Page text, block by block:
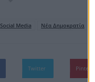
Social Media Νέα Δημοκρατία
Twitter Pinterest